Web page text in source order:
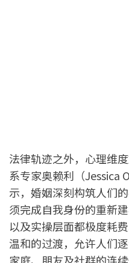
法律轨迹之外，心理维
系专家奥赖利（Jessica
示，婚姻深刻构筑人们
须完成自我身份的重新
以及实操层面都极度耗
温和的过渡，允许人们
家庭、朋友及社群的连续